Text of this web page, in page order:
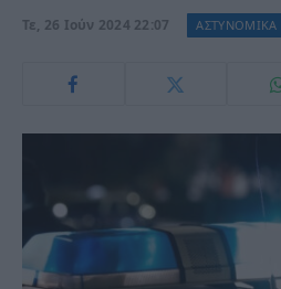
Τε, 26 Ιούν 2024 22:07 ΑΣΤΥΝΟΜΙΚΑ